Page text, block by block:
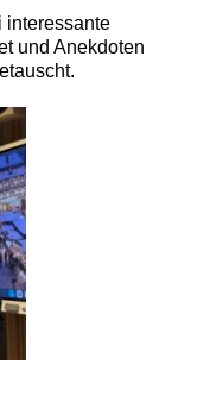
interessante
und Anekdoten